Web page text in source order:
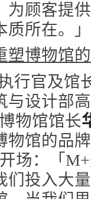
为顾客提
所在。」
塑博物馆
行官及馆
与设计部
物馆馆长
物馆的品
场：「
们投入大